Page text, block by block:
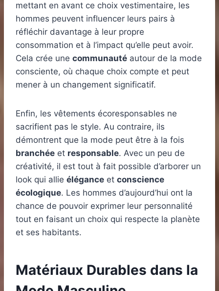
mettant en avant ce choix vestimentaire, les
hommes peuvent influencer leurs pairs à
réfléchir davantage à leur propre
consommation et à l’impact qu’elle peut avoir.
Cela crée une communauté autour de la mode
consciente, où chaque choix compte et peut
mener à un changement significatif.
Enfin, les vêtements écoresponsables ne
sacrifient pas le style. Au contraire, ils
démontrent que la mode peut être à la fois
branchée et responsable. Avec un peu de
créativité, il est tout à fait possible d’arborer un
look qui allie élégance et conscience
écologique. Les hommes d’aujourd’hui ont la
chance de pouvoir exprimer leur personnalité
tout en faisant un choix qui respecte la planète
et ses habitants.
Matériaux Durables dans la